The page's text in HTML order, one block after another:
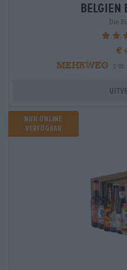
belgien
Die
€
MEHRWEG
1
Nur Online
verfügbar